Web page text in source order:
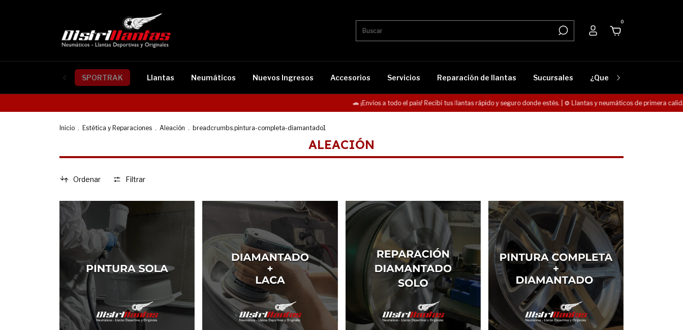
0
SPORTRAK Llantas Neumáticos Nuevos Ingresos Accesorios Servicios Reparación de llantas Sucursales ¿Que lleva mi vehículo?
🚗 ¡Envíos a todo el país! Recibí tus llantas rápido y seguro donde estés. | ⚙️ Llantas y neumáticos de primera
Inicio . Estética y Reparaciones . Aleación . breadcrumbs.pintura-completa-diamantado1
ALEACIÓN
Ordenar Filtrar